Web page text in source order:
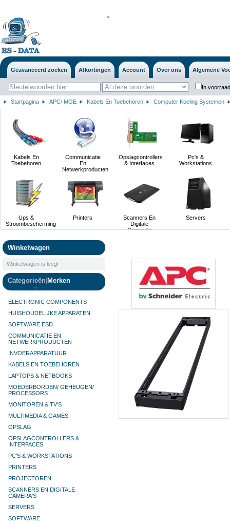
''
Geavanceerd zoeken Afkortingen Account Over ons Algemene
In
Startpagina APC/ MGE Kabels En Toebehoren Computer Koeling Systemen
Kabels En
Toebehoren
Communicatie
En
Netwerkproducten
Opslagcontrollers
& Interfaces
Pc's &
Workstations
Ups &
Stroombescherming
Printers
Scanners En
Digitale
Camera's
Servers
Winkelwagen
Winkelwagen is leeg!
Categorieën Merken
ELECTRONIC COMPONENTS
HUISHOUDELIJKE APPARATEN
SOFTWARE ESD
COMMUNICATIE EN
NETWERKPRODUCTEN
INVOERAPPARATUUR
KABELS EN TOEBEHOREN
LAPTOPS & NETBOOKS
MOEDERBORDEN/ GEHEUGEN/
PROCESSORS
MONITOREN & TV’S
MULTIMEDIA & GAMES
OPSLAG
OPSLAGCONTROLLERS &
INTERFACES
PC'S & WORKSTATIONS
PRINTERS
PROJECTOREN
SCANNERS EN DIGITALE
CAMERA'S
SERVERS
SOFTWARE